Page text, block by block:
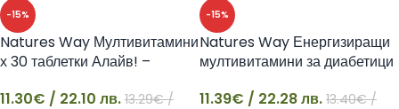
-15%
Natures Way Мултивитамини
х 30 таблетки Алайв! –
11.30€ / 22.10 лв. 13.29€/
-15%
Natures Way Енергизиращи
мултивитамини за диабетици
11.39€ / 22.28 лв. 13.40€/